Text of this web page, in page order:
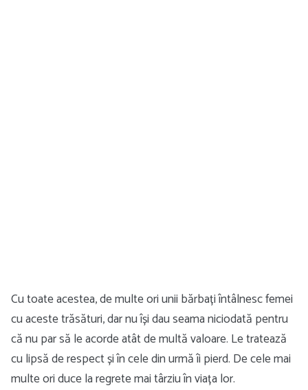
Cu toate acestea, de multe ori unii bărbați întâlnesc femei
cu aceste trăsături, dar nu își dau seama niciodată pentru
că nu par să le acorde atât de multă valoare. Le tratează
cu lipsă de respect și în cele din urmă îi pierd. De cele mai
multe ori duce la regrete mai târziu în viața lor.